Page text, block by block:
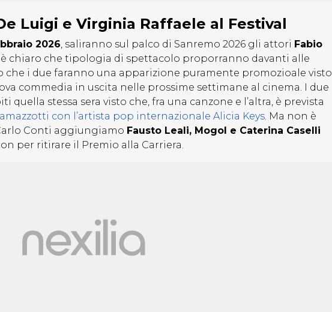
Luigi e Virginia Raffaele al Festival
2026 , saliranno sul palco di Sanremo 2026 gli attori Fabio
è chiaro che tipologia di spettacolo proporranno davanti alle
che i due faranno una apparizione puramente promozioale visto
commedia in uscita nelle prossime settimane al cinema. I due
quella stessa sera visto che, fra una canzone e l’altra, è prevista
con l’artista pop internazionale Alicia Keys . Ma non è
Conti aggiungiamo Fausto Leali, Mogol e Caterina Caselli
per ritirare il Premio alla Carriera.